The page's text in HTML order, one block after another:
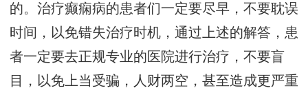
的。治疗癫痫病的患者们一定要尽早，不要耽误
时间，以免错失治疗时机，通过上述的解答，患
者一定要去正规专业的医院进行治疗，不要盲
目，以免上当受骗，人财两空，甚至造成更严重